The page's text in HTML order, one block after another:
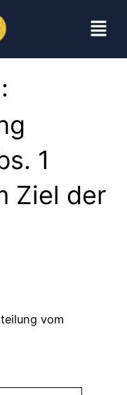
1
Ziel der
vom